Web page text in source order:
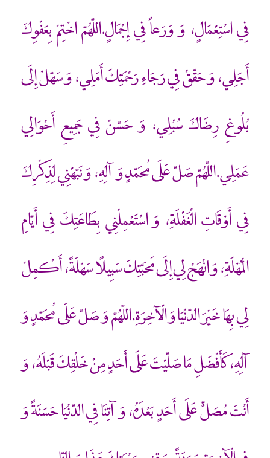
فِي اسْتِعْمَالٍ، وَ وَرَعاً فِي إِجْمَالٍ.اللّهُمّ اخْتِمْ بِعَفْوِكَ
أَجَلِي، وَ حَقّقْ فِي رَجَاءِ رَحْمَتِكَ أَمَلِي، وَ سَهّلْ إِلَى
بُلُوغِ رِضَاكَ سُبُلِي، وَ حَسّنْ فِي جَمِيعِ أَحْوَالِي
عَمَلِي.اللّهُمّ صَلّ عَلَى مُحَمّدٍ وَ آلِهِ، وَ نَبّهْنِي لِذِكْرِكَ
فِي أَوْقَاتِ الْغَفْلَةِ، وَ اسْتَعْمِلْنِي بِطَاعَتِكَ فِي أَيّامِ
الْمُهْلَةِ، وَ انْهَجْ لِي إِلَى مَحَبّتِكَ سَبِيلًا سَهْلَةً، أَكْمِلْ
لِي بِهَا خَيْرَ الدّنْيَا وَ الْ‏آخِرَةِ.اللّهُمّ وَ صَلّ عَلَى مُحَمّدٍ وَ
آلِهِ، كَأَفْضَلِ مَا صَلّيْتَ عَلَى أَحَدٍ مِنْ خَلْقِكَ قَبْلَهُ، وَ
أَنْتَ مُصَلّ‏ٍ عَلَى أَحَدٍ بَعْدَهُ، وَ آتِنَا فِي الدّنْيَا حَسَنَةً وَ